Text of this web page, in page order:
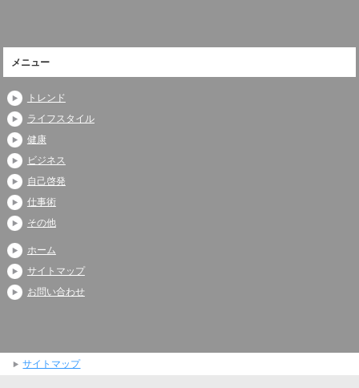
メニュー
トレンド
ライフスタイル
健康
ビジネス
自己啓発
仕事術
その他
ホーム
サイトマップ
お問い合わせ
サイトマップ